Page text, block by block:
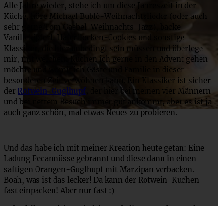
Alle Jahre wieder, stehe ich um diese Jahreszeit in der
Küche, höre Michael Bublè-Weihnachtslieder (oder auch
sehr gerne Tom Gaebel-Weihnachts-Jazz), backe
Vanillekipferl, Haferflocken-Cookies und sonstige
Klassiker, die hier unbedingt sein müssen und überlege
mir, mit welchem Kuchen ich gerne in den Advent gehen
möchte und womit ich Gäste und Familie in dieser
besonderen Zeit verwöhnen kann. Ein Klassiker ist sicher
der Rotwein-Guglhupf
der hier bei meinen vier Männern
und bei nettem Besuch immer gut ankommt, aber es ist ja
auch ganz schön, mal etwas Neues zu probieren.
Und das habe ich mit meiner Kreation heute getan: Eine
Ladung Pecannüsse gebrannt und diese dann in einen
saftigen Orangen-Guglhupf mit Marzipan verbacken.
Boah, was ist das lecker! Da kann der Rotwein-Kuchen
fast einpacken! Aber nur fast :)